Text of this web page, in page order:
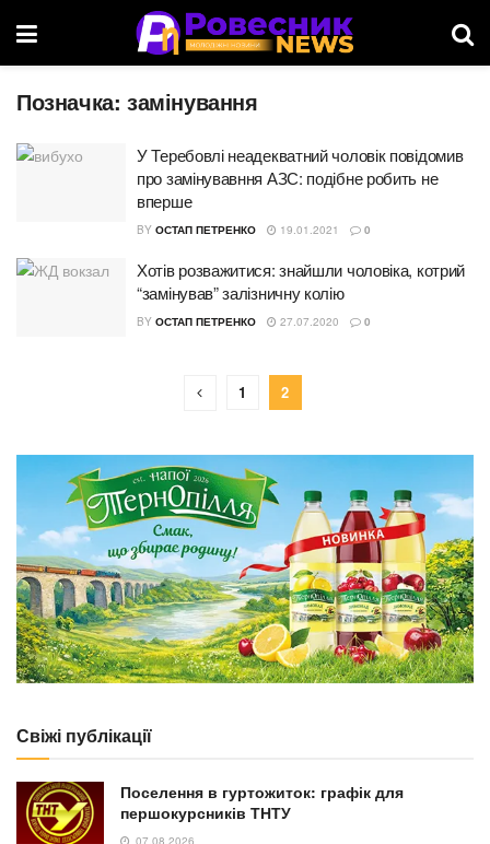
Позначка: замінування
У Теребовлі неадекватний чоловік повідомив
про замінувавння АЗС: подібне робить не
вперше
BY ОСТАП ПЕТРЕНКО 19.01.2021 0
Хотів розважитися: знайшли чоловіка, котрий
“замінував” залізничну колію
BY ОСТАП ПЕТРЕНКО 27.07.2020 0
1 2
Свіжі публікації
Поселення в гуртожиток: графік для
першокурсників ТНТУ
07.08.2026